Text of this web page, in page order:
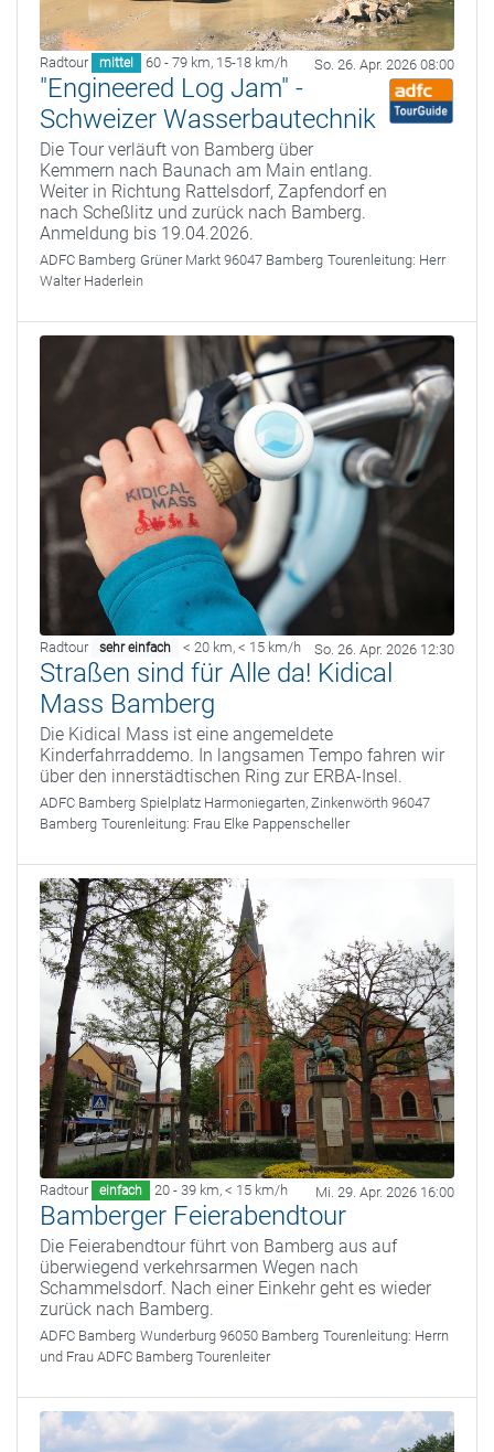
Radtour mittel 60 - 79 km, 15-18 km/h So. 26. Apr. 2026 08:00
"Engineered Log Jam" -
Schweizer Wasserbautechnik
Die Tour verläuft von Bamberg über
Kemmern nach Baunach am Main entlang.
Weiter in Richtung Rattelsdorf, Zapfendorf en
nach Scheßlitz und zurück nach Bamberg.
Anmeldung bis 19.04.2026.
ADFC Bamberg Grüner Markt 96047 Bamberg Tourenleitung: Herr
Walter Haderlein
Radtour sehr einfach < 20 km, < 15 km/h So. 26. Apr. 2026 12:30
Straßen sind für Alle da! Kidical
Mass Bamberg
Die Kidical Mass ist eine angemeldete
Kinderfahrraddemo. In langsamen Tempo fahren wir
über den innerstädtischen Ring zur ERBA-Insel.
ADFC Bamberg Spielplatz Harmoniegarten, Zinkenwörth 96047
Bamberg Tourenleitung: Frau Elke Pappenscheller
Radtour einfach 20 - 39 km, < 15 km/h Mi. 29. Apr. 2026 16:00
Bamberger Feierabendtour
Die Feierabendtour führt von Bamberg aus auf
überwiegend verkehrsarmen Wegen nach
Schammelsdorf. Nach einer Einkehr geht es wieder
zurück nach Bamberg.
ADFC Bamberg Wunderburg 96050 Bamberg Tourenleitung: Herrn
und Frau ADFC Bamberg Tourenleiter